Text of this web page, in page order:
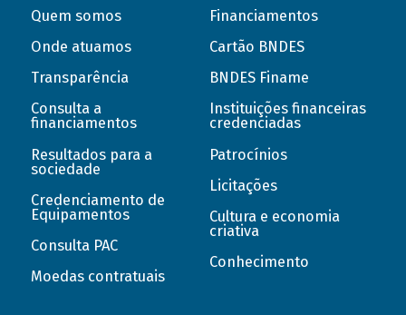
Quem somos
Onde atuamos
Transparência
Consulta a
financiamentos
Resultados para a
sociedade
Credenciamento de
Equipamentos
Consulta PAC
Moedas contratuais
Financiamentos
Cartão BNDES
BNDES Finame
Instituições financeiras
credenciadas
Patrocínios
Licitações
Cultura e economia
criativa
Conhecimento